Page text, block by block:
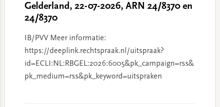
Gelderland, 22-07-2026, ARN 24/8370 en
24/8370
IB/PVV Meer informatie:
https://deeplink.rechtspraak.nl/uitspraak?
id=ECLI:NL:RBGEL:2026:6005&pk_campaign=rss&
pk_medium=rss&pk_keyword=uitspraken